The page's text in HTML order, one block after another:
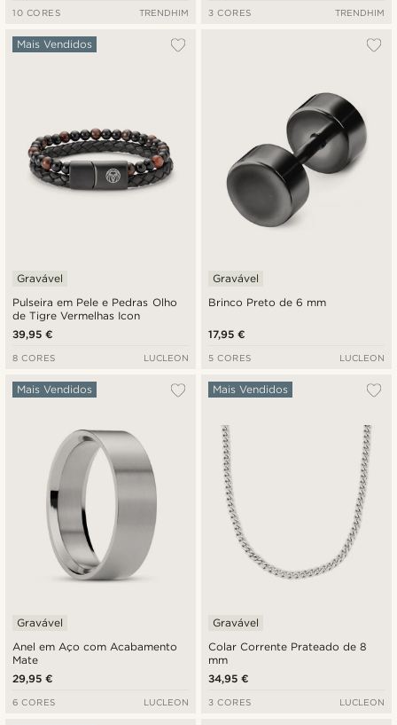
10 CORES TRENDHIM 3 CORES TRENDHIM
Pulseira em Pele e Pedras Olho
de Tigre Vermelhas Icon
Mais Vendidos
Gravável
39,95 €
8 CORES LUCLEON
Brinco Preto de 6 mm
Gravável
17,95 €
5 CORES LUCLEON
Anel em Aço com Acabamento
Mate
Mais Vendidos
Gravável
29,95 €
6 CORES LUCLEON
Colar Corrente Prateado de 8
mm
Mais Vendidos
Gravável
34,95 €
3 CORES LUCLEON